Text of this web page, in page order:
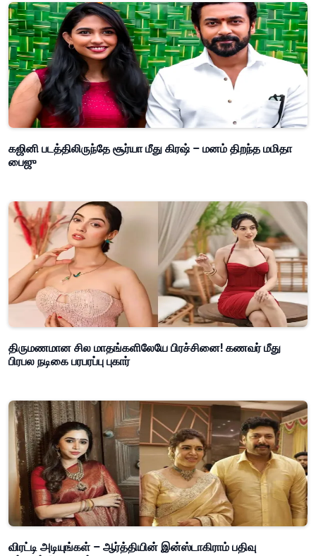
கஜினி படத்திலிருந்தே சூர்யா மீது கிரஷ் – மனம் திறந்த மமிதா
பைஜு
திருமணமான சில மாதங்களிலேயே பிரச்சினை! கணவர் மீது
பிரபல நடிகை பரபரப்பு புகார்
விரட்டி அடியுங்கள் – ஆர்த்தியின் இன்ஸ்டாகிராம் பதிவு